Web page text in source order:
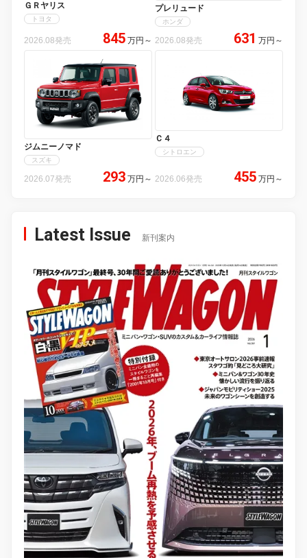
ＧＲヤリス
トヨタ
2026.08発売 845 万円 ～
プレリュード
ホンダ
2026.08発売 631 万円 ～
ジムニーノマド
スズキ
2026.07発売 293 万円 ～
Ｃ４
シトロエン
2026.06発売 455 万円 ～
Latest Issue 新刊案内